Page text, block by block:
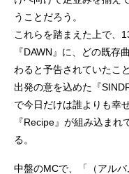
うことだろう。
これらを踏まえた上で、
『DAWN』に、どの既
わると予告されていたこ
出発の意を込めた『
で今日だけは誰よりも幸
『Recipe』が組み込ま
る。
中盤のMCで、「（アル